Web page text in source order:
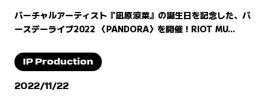
バーチャルアーティスト『凪原涼菜』の誕生日を記念した、バ
ースデーライブ2022 〈PANDORA〉を開催！RIOT MU...
IP Production
2022/11/22